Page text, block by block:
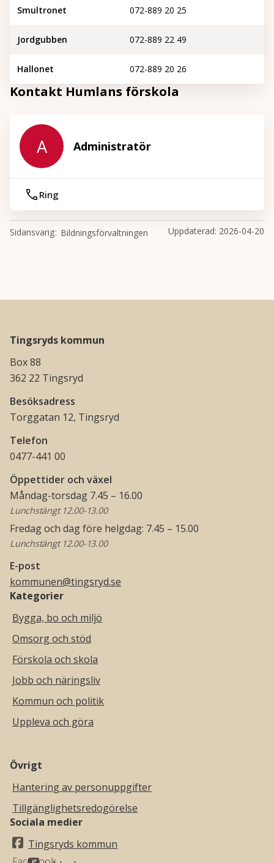
Smultronet 072-889 20 25
Jordgubben 072-889 22 49
Hallonet 072-889 20 26
Kontakt Humlans förskola
A Administratör
Ring
Bildningsförvaltningen
Sidansvarig Uppdaterad: 2026-04-20
Tingsryds kommun
Box 88
362 22 Tingsryd
Besöksadress
Torggatan 12, Tingsryd
Telefon
0477-441 00
Öppettider och växel
Måndag-torsdag 7.45 – 16.00
Lunchstängt 12.00-13.00
Fredag och dag före helgdag: 7.45 – 15.00
Lunchstängt 12.00-13.00
E-post
kommunen@tingsryd.se
Kategorier
Bygga, bo och miljö
Omsorg och stöd
Förskola och skola
Jobb och näringsliv
Kommun och politik
Uppleva och göra
Övrigt
Hantering av personuppgifter
Tillgänglighetsredogörelse
Sociala medier
Tingsryds kommun